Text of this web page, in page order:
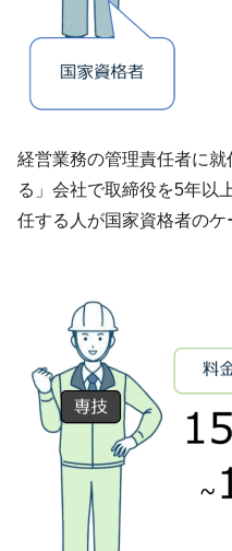
経営業務の管理責任者に
る」会社で取締役を5年以
任する人が国家資格者のケ